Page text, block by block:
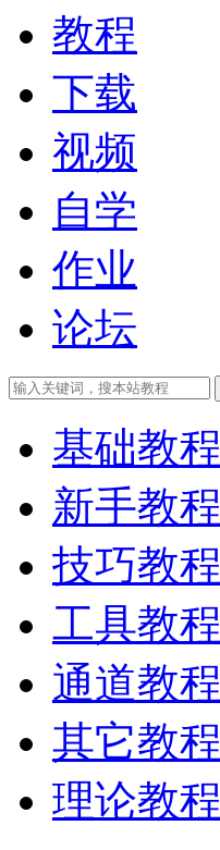
教程
下载
视频
自学
作业
论坛
基础教程
新手教程
技巧教程
工具教程
通道教程
其它教程
理论教程